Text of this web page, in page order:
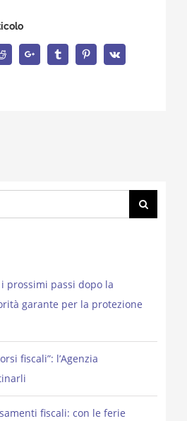
Reddit Google+ Tumblr PinterestVk
prossimi passi dopo la
garante per la protezione
fiscali”: l’Agenzia
fiscali: con le ferie